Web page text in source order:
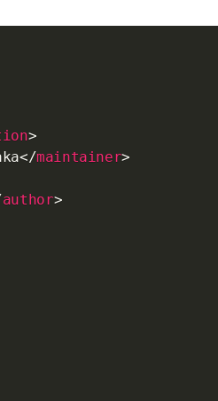
>
</maintainer>
author>